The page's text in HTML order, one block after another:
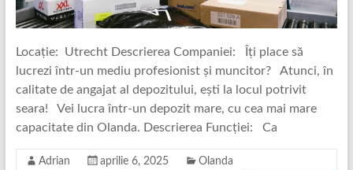
Locație: Utrecht Descrierea Companiei: Îți place să
lucrezi într-un mediu profesionist și muncitor? Atunci, în
calitate de angajat al depozitului, ești la locul potrivit
seara! Vei lucra într-un depozit mare, cu cea mai mare
capacitate din Olanda. Descrierea Funcției: Ca
Adrian aprilie 6, 2025 Olanda